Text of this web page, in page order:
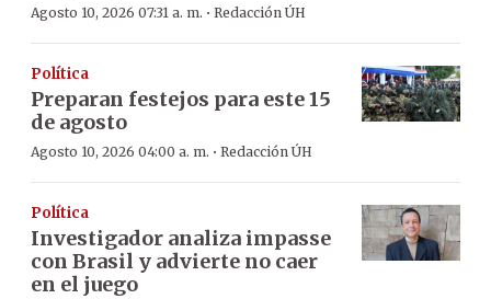
Agosto 10, 2026 07:31 a. m. · Redacción ÚH
Política
Preparan festejos para este 15
de agosto
Agosto 10, 2026 04:00 a. m. · Redacción ÚH
Política
Investigador analiza impasse
con Brasil y advierte no caer
en el juego